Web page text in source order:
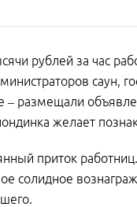
рублей за час
саун,
размещали
желает
приток
солидное